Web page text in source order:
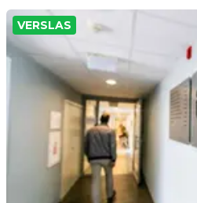
VERSLAS